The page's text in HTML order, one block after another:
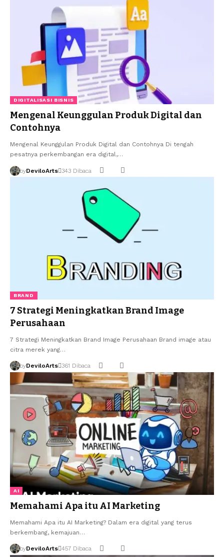
DIGITALISASI BISNIS
Mengenal Keunggulan Produk Digital dan
Contohnya
Mengenal Keunggulan Produk Digital dan Contohnya Di tengah
pesatnya perkembangan era digital,…
byDeviloArts 343 Dibaca
BRAND
7 Strategi Meningkatkan Brand Image
Perusahaan
7 Strategi Meningkatkan Brand Image Perusahaan Brand image atau
citra merek yang…
byDeviloArts 361 Dibaca
AI
Memahami Apa itu AI Marketing
Memahami Apa itu AI Marketing? Dalam era digital yang terus
berkembang, kemajuan…
byDeviloArts 457 Dibaca